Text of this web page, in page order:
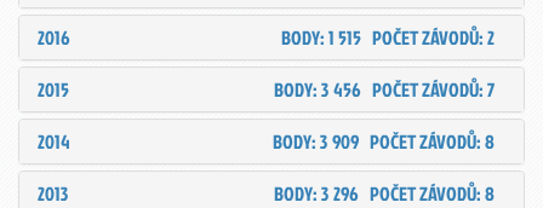
2016
POČET ZÁVODŮ: 2
BODY: 1 515
2015
POČET ZÁVODŮ: 7
BODY: 3 456
2014
POČET ZÁVODŮ: 8
BODY: 3 909
2013
POČET ZÁVODŮ: 8
BODY: 3 296